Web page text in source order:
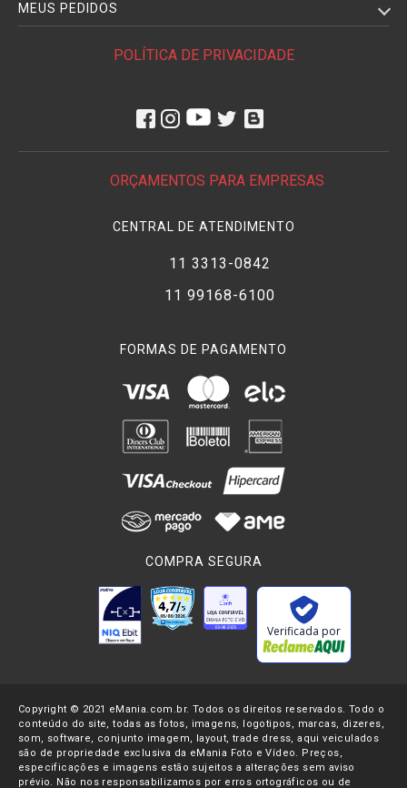
MEUS PEDIDOS
POLÍTICA DE PRIVACIDADE
ORÇAMENTOS PARA EMPRESAS
CENTRAL DE ATENDIMENTO
11 3313-0842
11 99168-6100
FORMAS DE PAGAMENTO
COMPRA SEGURA
Verificada por
Copyright © 2021 eMania.com.br. Todos os direitos reservados. Todo o
conteúdo do site, todas as fotos, imagens, logotipos, marcas, dizeres,
som, software, conjunto imagem, layout, trade dress, aqui veiculados
são de propriedade exclusiva da eMania Foto e Vídeo. Preços,
especificações e imagens estão sujeitos a alterações sem aviso
prévio. Não nos responsabilizamos por erros ortográficos ou de